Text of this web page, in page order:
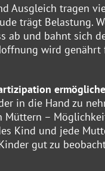
Ausgleich tragen
trägt Belastung.
ab und bahnt sich
wird
in die Hand zu
–
Kind und jede
gut zu